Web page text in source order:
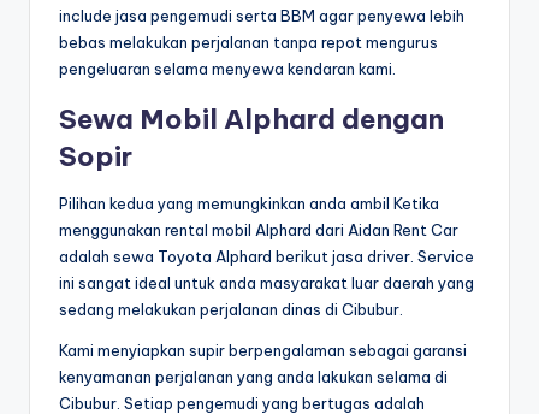
include jasa pengemudi serta BBM agar penyewa lebih
bebas melakukan perjalanan tanpa repot mengurus
pengeluaran selama menyewa kendaran kami.
Sewa Mobil Alphard dengan
Sopir
Pilihan kedua yang memungkinkan anda ambil Ketika
menggunakan rental mobil Alphard dari Aidan Rent Car
adalah sewa Toyota Alphard berikut jasa driver. Service
ini sangat ideal untuk anda masyarakat luar daerah yang
sedang melakukan perjalanan dinas di Cibubur.
Kami menyiapkan supir berpengalaman sebagai garansi
kenyamanan perjalanan yang anda lakukan selama di
Cibubur. Setiap pengemudi yang bertugas adalah